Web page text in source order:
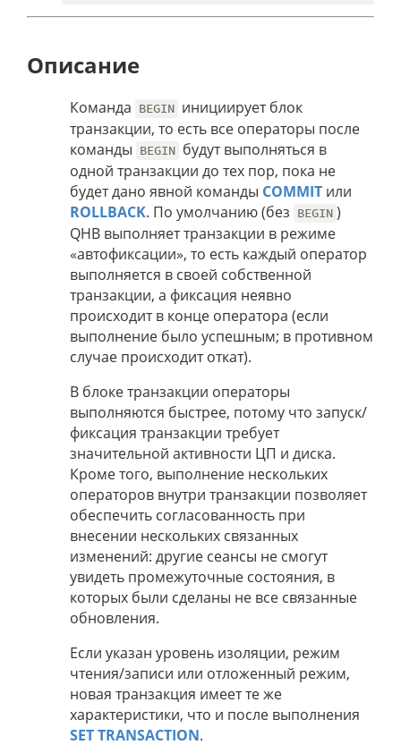
Описание
Команда BEGIN инициирует блок
транзакции, то есть все операторы после
команды BEGIN будут выполняться в
одной транзакции до тех пор, пока не
будет дано явной команды COMMIT или
ROLLBACK. По умолчанию (без BEGIN )
QHB выполняет транзакции в режиме
«автофиксации», то есть каждый оператор
выполняется в своей собственной
транзакции, а фиксация неявно
происходит в конце оператора (если
выполнение было успешным; в противном
случае происходит откат).
В блоке транзакции операторы
выполняются быстрее, потому что запуск/
фиксация транзакции требует
значительной активности ЦП и диска.
Кроме того, выполнение нескольких
операторов внутри транзакции позволяет
обеспечить согласованность при
внесении нескольких связанных
изменений: другие сеансы не смогут
увидеть промежуточные состояния, в
которых были сделаны не все связанные
обновления.
Если указан уровень изоляции, режим
чтения/записи или отложенный режим,
новая транзакция имеет те же
характеристики, что и после выполнения
SET TRANSACTION.